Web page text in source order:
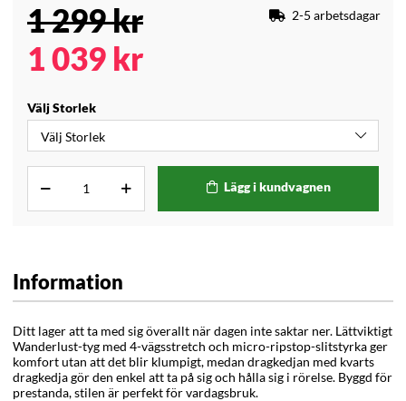
1 299kr
1 039 kr
2-5 arbetsdagar
Välj Storlek
Lägg i kundvagnen
Information
Ditt lager att ta med sig överallt när dagen inte saktar ner. Lättviktigt
Wanderlust-tyg med 4-vägsstretch och micro-ripstop-slitstyrka ger
komfort utan att det blir klumpigt, medan dragkedjan med kvarts
dragkedja gör den enkel att ta på sig och hålla sig i rörelse. Byggd för
prestanda, stilen är perfekt för vardagsbruk.